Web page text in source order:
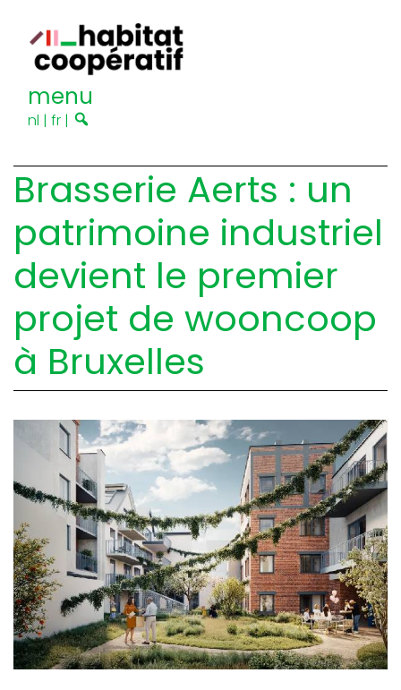
menu
nl | fr |
Brasserie Aerts : un
patrimoine industriel
devient le premier
projet de wooncoop
à Bruxelles